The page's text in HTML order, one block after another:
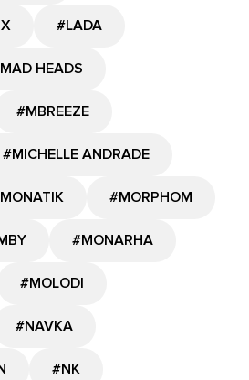
#LADA
HEADS
#MBREEZE
#MICHELLE ANDRADE
#MORPHOM
#MONARHA
#MOLODI
#NAVKA
#NK